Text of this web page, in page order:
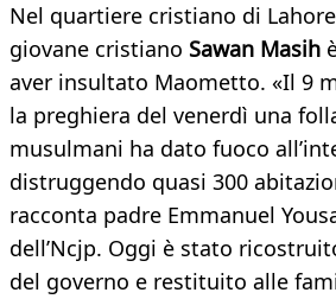
Nel quartiere cristiano di
giovane cristiano Sawan Masih
aver insultato Maometto. «Il 9
la preghiera del venerdì una
musulmani ha dato fuoco
distruggendo quasi 300
racconta padre Emmanuel
dell’Ncjp. Oggi è stato
del governo e restituito alle